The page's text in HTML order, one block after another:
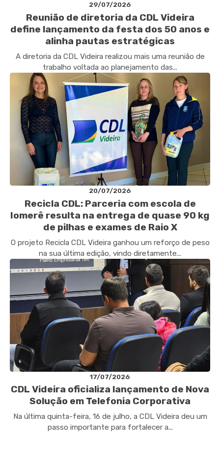
29/07/2026
Reunião de diretoria da CDL Videira
define lançamento da festa dos 50 anos e
alinha pautas estratégicas
A diretoria da CDL Videira realizou mais uma reunião de
trabalho voltada ao planejamento das...
20/07/2026
Recicla CDL: Parceria com escola de
Iomerê resulta na entrega de quase 90 kg
de pilhas e exames de Raio X
O projeto Recicla CDL Videira ganhou um reforço de peso
na sua última edição, vindo diretamente...
17/07/2026
CDL Videira oficializa lançamento de Nova
Solução em Telefonia Corporativa
Na última quinta-feira, 16 de julho, a CDL Videira deu um
passo importante para fortalecer a...